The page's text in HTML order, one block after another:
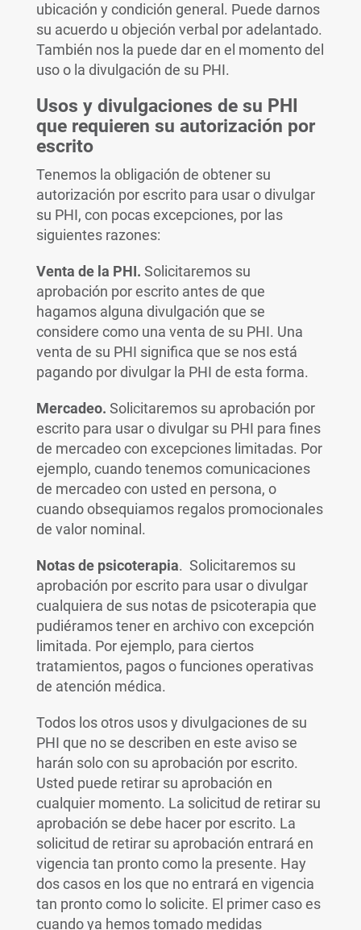
ubicación y condición general. Puede darnos
su acuerdo u objeción verbal por adelantado.
También nos la puede dar en el momento del
uso o la divulgación de su PHI.
Usos y divulgaciones de su PHI
que requieren su autorización por
escrito
Tenemos la obligación de obtener su
autorización por escrito para usar o divulgar
su PHI, con pocas excepciones, por las
siguientes razones:
Venta de la PHI. Solicitaremos su
aprobación por escrito antes de que
hagamos alguna divulgación que se
considere como una venta de su PHI. Una
venta de su PHI significa que se nos está
pagando por divulgar la PHI de esta forma.
Mercadeo. Solicitaremos su aprobación por
escrito para usar o divulgar su PHI para fines
de mercadeo con excepciones limitadas. Por
ejemplo, cuando tenemos comunicaciones
de mercadeo con usted en persona, o
cuando obsequiamos regalos promocionales
de valor nominal.
Notas de psicoterapia. Solicitaremos su
aprobación por escrito para usar o divulgar
cualquiera de sus notas de psicoterapia que
pudiéramos tener en archivo con excepción
limitada. Por ejemplo, para ciertos
tratamientos, pagos o funciones operativas
de atención médica.
Todos los otros usos y divulgaciones de su
PHI que no se describen en este aviso se
harán solo con su aprobación por escrito.
Usted puede retirar su aprobación en
cualquier momento. La solicitud de retirar su
aprobación se debe hacer por escrito. La
solicitud de retirar su aprobación entrará en
vigencia tan pronto como la presente. Hay
dos casos en los que no entrará en vigencia
tan pronto como lo solicite. El primer caso es
cuando ya hemos tomado medidas